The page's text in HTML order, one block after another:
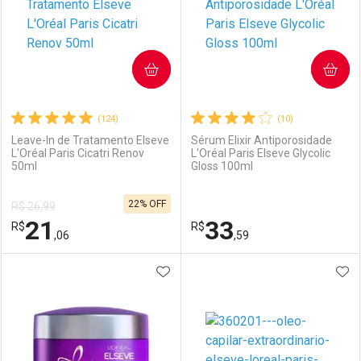
(124)
Leave-In de Tratamento Elseve
L'Oréal Paris Cicatri Renov
50ml
R$ 26,99
R$21 ,06
22% OFF
COMPRAR
Laboratório
Por Menos
(10)
Sérum Elixir Antiporosidade
L'Oréal Paris Elseve Glycolic
Gloss 100ml
R$33,59
COMPRAR
Laboratório
Por Menos
ADICIONAR AOS FAVORITOS